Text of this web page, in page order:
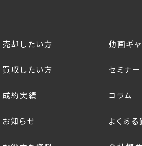
売却したい方
買収したい方
成約実績
お知らせ
動画ギ
セミナー
コラム
よくある